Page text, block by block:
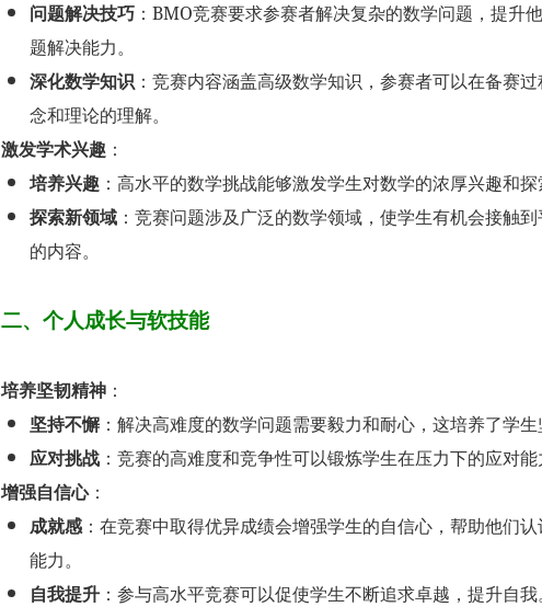
问题解决技巧：BMO竞赛要求参赛者解决复杂的数学问题，提升
题解决能力。
深化数学知识：竞赛内容涵盖高级数学知识，参赛者可以在备赛
念和理论的理解。
激发学术兴趣 ：
培养兴趣：高水平的数学挑战能够激发学生对数学的浓厚兴趣和探
探索新领域：竞赛问题涉及广泛的数学领域，使学生有机会接触
的内容。
二、个人成长与软技能
培养坚韧精神 ：
坚持不懈：解决高难度的数学问题需要毅力和耐心，这培养了学生
应对挑战：竞赛的高难度和竞争性可以锻炼学生在压力下的应对能
增强自信心：
成就感：在竞赛中取得优异成绩会增强学生的自信心，帮助他们
能力。
自我提升：参与高水平竞赛可以促使学生不断追求卓越，提升自我。